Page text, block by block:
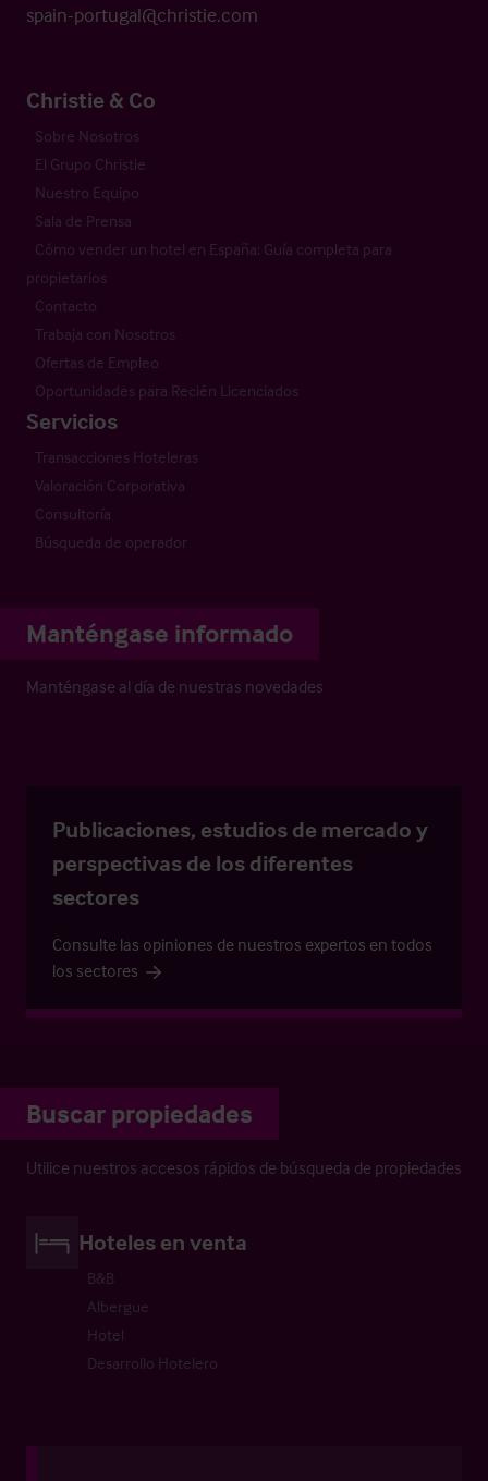
spain-portugal@christie.com
Christie & Co
Sobre Nosotros
El Grupo Christie
Nuestro Equipo
Sala de Prensa
Cómo vender un hotel en España: Guía completa para
propietarios
Contacto
Trabaja con Nosotros
Ofertas de Empleo
Oportunidades para Recién Licenciados
Servicios
Transacciones Hoteleras
Valoración Corporativa
Consultoría
Búsqueda de operador
Manténgase informado
Manténgase al día de nuestras novedades
Publicaciones, estudios de mercado y
perspectivas de los diferentes
sectores
Consulte las opiniones de nuestros expertos en todos
los sectores
Buscar propiedades
Utilice nuestros accesos rápidos de búsqueda de propiedades
Hoteles en venta
B&B
Albergue
Hotel
Desarrollo Hotelero